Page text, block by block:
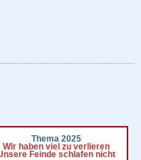
Thema 2025
Wir haben viel zu verlieren
Feinde schlafen nicht